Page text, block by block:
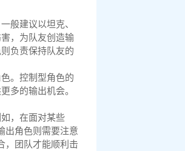
般建议以坦克、
，为队友创造输
负责保持队友的
。控制型角色的
多的输出机会。
，在面对某些
出角色则需要注意
，团队才能顺利击